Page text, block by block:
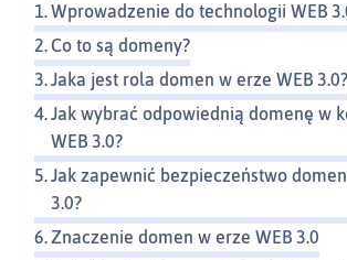
Wprowadzenie do technologii WEB
Co to są domeny?
Jaka jest rola domen w erze WEB 3.0?
Jak wybrać odpowiednią domenę w
WEB 3.0?
Jak zapewnić bezpieczeństwo
3.0?
Znaczenie domen w erze WEB 3.0